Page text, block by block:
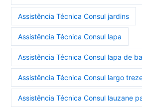
Assistência Técnica Consul jardins
Assistência Técnica Consul lapa
Assistência Técnica Consul lapa de
Assistência Técnica Consul largo
Assistência Técnica Consul lauzane